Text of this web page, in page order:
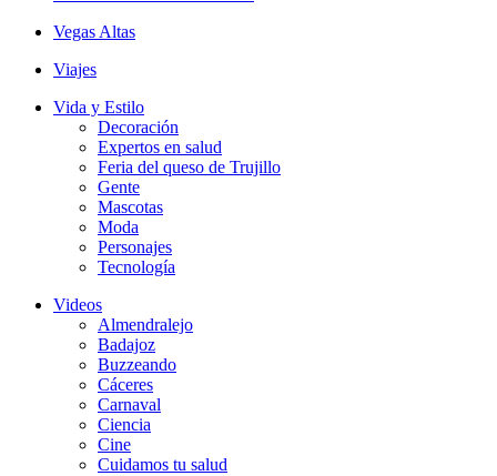
Vegas Altas
Viajes
Vida y Estilo
Decoración
Expertos en salud
Feria del queso de Trujillo
Gente
Mascotas
Moda
Personajes
Tecnología
Videos
Almendralejo
Badajoz
Buzzeando
Cáceres
Carnaval
Ciencia
Cine
Cuidamos tu salud